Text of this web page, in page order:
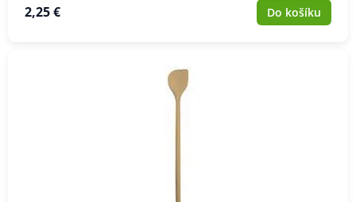
2,25 € Do košíku